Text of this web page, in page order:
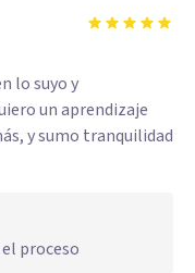
lo suyo y
un aprendizaje
y sumo tranquilidad
proceso